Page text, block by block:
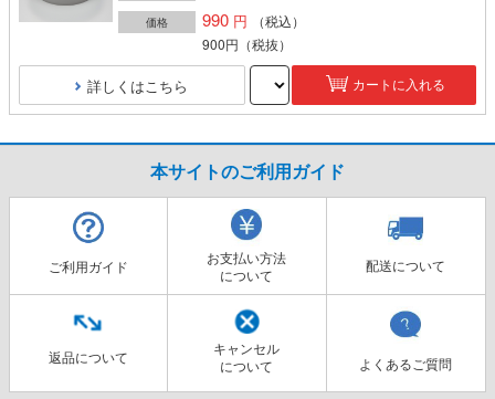
価格 990
（税込）
900円 （税抜）
詳しくはこちら カートに入れる
本サイトのご利用ガイド
ご利用ガイド
お支払い方法
について
配送について
返品について
キャンセル
について
よくあるご質問